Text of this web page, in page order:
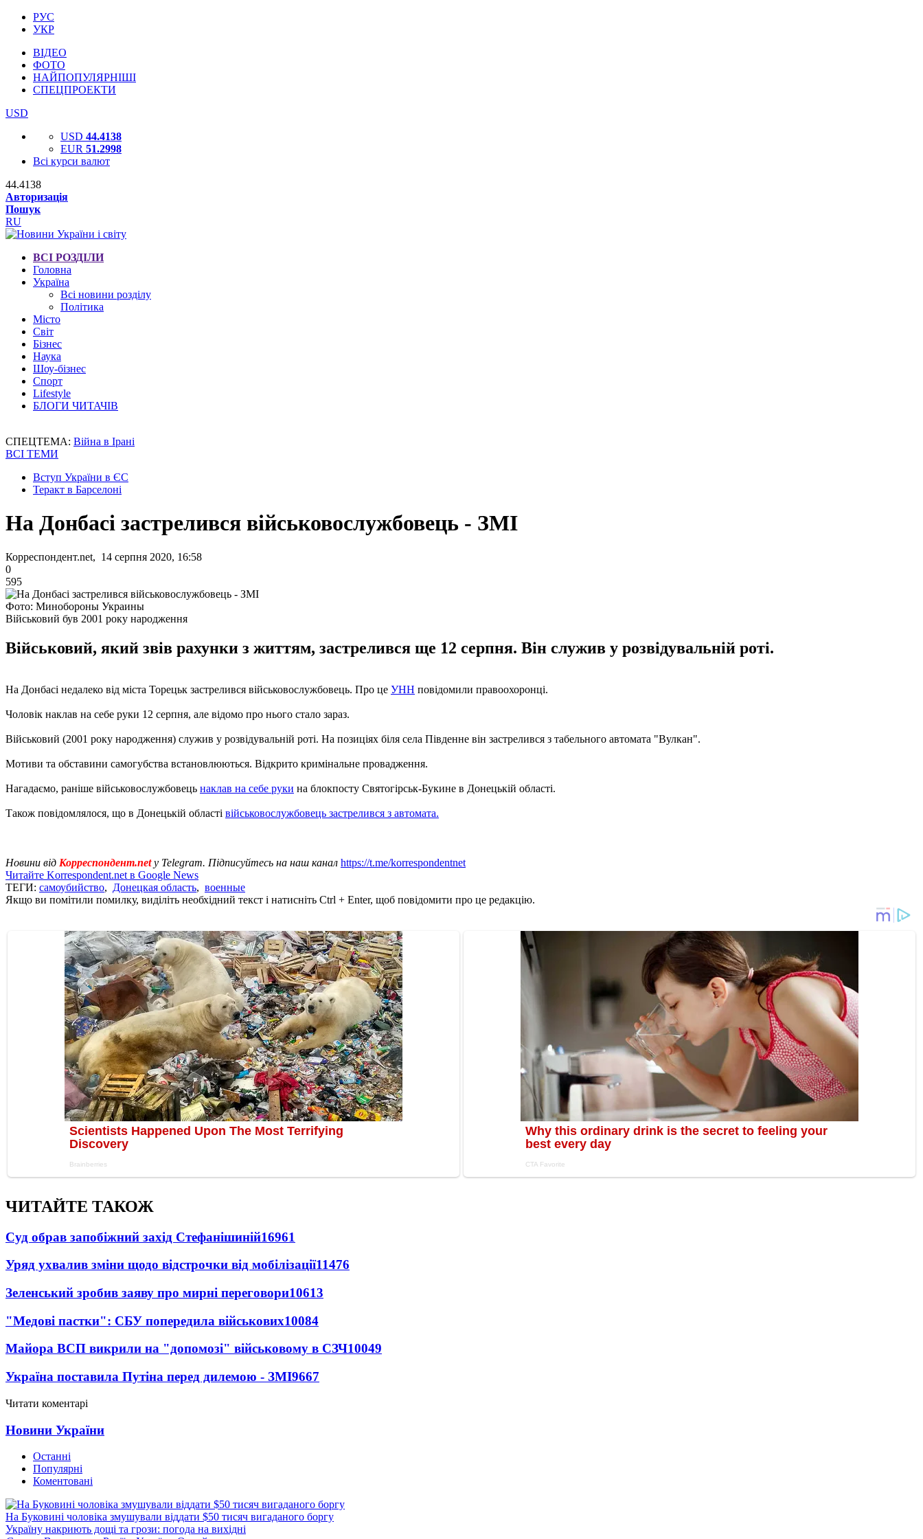
РУС
УКР
ВІДЕО
ФОТО
НАЙПОПУЛЯРНІШІ
СПЕЦПРОЕКТИ
USD
USD 44.4138
EUR 51.2998
Всі курси валют
44.4138
Авторизація
Пошук
RU
ВСІ РОЗДІЛИ
Головна
Україна
Всі новини розділу
Політика
Місто
Світ
Бізнес
Наука
Шоу-бізнес
Спорт
Lifestyle
БЛОГИ ЧИТАЧІВ
СПЕЦТЕМА: Війна в Ірані
ВСІ ТЕМИ
Вступ України в ЄС
Теракт в Барселоні
На Донбасі застрелився військовослужбовець - ЗМІ
Корреспондент.net, 14 серпня 2020, 16:58
0
595
Фото: Минобороны Украины
Військовий був 2001 року народження
Військовий, який звів рахунки з життям, застрелився ще 12 серпня. Він служив у розвідувальній роті.
На Донбасі недалеко від міста Торецьк застрелився військовослужбовець. Про це УНН повідомили правоохоронці.
Чоловік наклав на себе руки 12 серпня, але відомо про нього стало зараз.
Військовий (2001 року народження) служив у розвідувальній роті. На позиціях біля села Південне він застрелився з табельного автомата "Вулкан".
Мотиви та обставини самогубства встановлюються. Відкрито кримінальне провадження.
Нагадаємо, раніше військовослужбовець наклав на себе руки на блокпосту Святогірськ-Букине в Донецькій області.
Також повідомлялося, що в Донецькій області військовослужбовець застрелився з автомата.
Новини від Корреспондент.net у Telegram. Підписуйтесь на наш канал https://t.me/korrespondentnet
Читайте Korrespondent.net в Google News
ТЕГИ: самоубийство, Донецкая область, военные
Якщо ви помітили помилку, виділіть необхідний текст і натисніть Ctrl + Enter, щоб повідомити про це редакцію.
ЧИТАЙТЕ ТАКОЖ
Суд обрав запобіжний захід Стефанішиній16961
Уряд ухвалив зміни щодо відстрочки від мобілізації11476
Зеленський зробив заяву про мирні переговори10613
"Медові пастки": СБУ попередила військових10084
Майора ВСП викрили на "допомозі" військовому в СЗЧ10049
Україна поставила Путіна перед дилемою - ЗМІ9667
Читати коментарі
Новини України
Останні
Популярні
Коментовані
На Буковині чоловіка змушували віддати $50 тисяч вигаданого боргу
Україну накриють дощі та грози: погода на вихідні